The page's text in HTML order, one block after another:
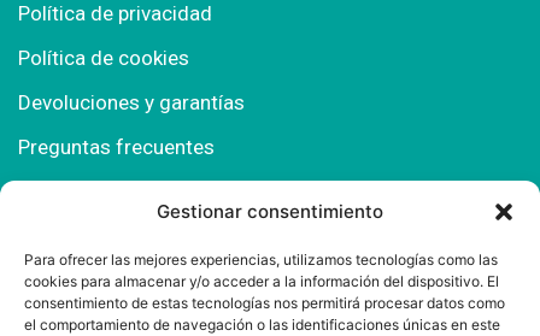
Gestionar consentimiento
Para ofrecer las mejores experiencias, utilizamos tecnologías como las
cookies para almacenar y/o acceder a la información del dispositivo. El
consentimiento de estas tecnologías nos permitirá procesar datos como
el comportamiento de navegación o las identificaciones únicas en este
Política de privacidad
Política de cookies
Devoluciones y garantías
Preguntas frecuentes
Polígono Comercial Urbisur (Cita previa) 11130
Chiclana de la Fra. (Cádiz)